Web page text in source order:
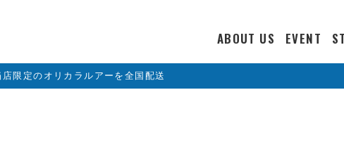
ABOUT US EVENT
限定のオリカラルアーを全国配送